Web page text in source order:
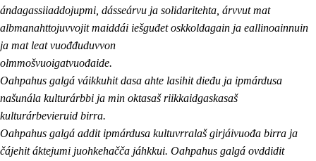
ándagassiiaddojupmi, dásseárvu ja solidaritehta, árvvut mat
albmanahttojuvvojit maiddái iešguđet oskkoldagain ja eallinoainnuin
ja mat leat vuođđuduvvon
olmmošvuoigatvuođaide.
Oahpahus galgá váikkuhit dasa ahte lasihit dieđu ja ipmárdusa
našunála kulturárbbi ja min oktasaš riikkaidgaskasaš
kulturárbevieruid birra.
Oahpahus galgá addit ipmárdusa kultuvrralaš girjáivuođa birra ja
čájehit áktejumi juohkehačča jáhkkui. Oahpahus galgá ovddidit